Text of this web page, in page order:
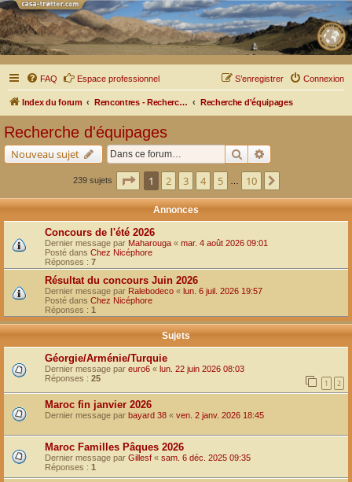
FAQ Espace professionnel Connexion
S’enregistrer
Index du forum Rencontres - Recherche d'équipages Recherche d'équipages
Recherche d'équipages
Nouveau sujet Rechercher
239 sujets Page sur10
1 2 3 4 5 10
Annonces
Concours de l'été 2026
Dernier message par Maharouga « mar. 4 août 2026 09:01
Posté dans Chez Nicéphore
Réponses : 7
Résultat du concours Juin 2026
Dernier message par Ralebodeco « lun. 6 juil. 2026 19:57
Posté dans Chez Nicéphore
Réponses : 1
Sujets
Géorgie/Arménie/Turquie
Dernier message par euro6 « lun. 22 juin 2026 08:03
Réponses : 25 1 2
Maroc fin janvier 2026
Dernier message par bayard 38 « ven. 2 janv. 2026 18:45
Maroc Familles Pâques 2026
Dernier message par Gillesf « sam. 6 déc. 2025 09:35
Réponses : 1